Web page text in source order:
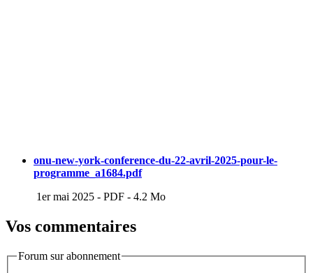
onu-new-york-conference-du-22-avril-2025-pour-le-
programme_a1684.pdf
1er mai 2025 - PDF - 4.2 Mo
Vos commentaires
Forum sur abonnement